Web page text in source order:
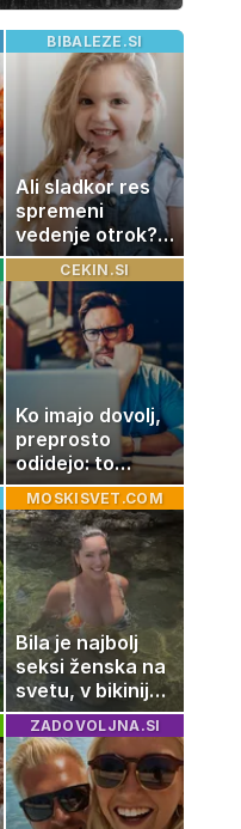
BIBALEZE.SI
Ali sladkor res
spremeni
vedenje otrok?
Znanost ponuja
presenetljiv
odgovor
CEKIN.SI
Ko imajo dovolj,
preprosto
odidejo: to
znamenje
najpogosteje da
odpoved
MOSKISVET.COM
Bila je najbolj
seksi ženska na
svetu, v bikiniju
znova navdušila
ZADOVOLJNA.SI